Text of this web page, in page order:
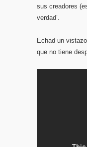
sus creadores
verdad’.
Echad un
que no tiene